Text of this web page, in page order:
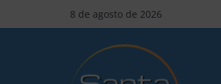
para
8 de agosto de 2026